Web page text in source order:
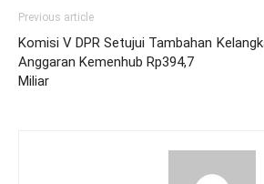
Previous article
Komisi V DPR Setujui Tambahan
Anggaran Kemenhub Rp394,7
Miliar